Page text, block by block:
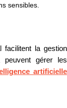
sensibles.
facilitent la gestion
peuvent gérer les
artificielle